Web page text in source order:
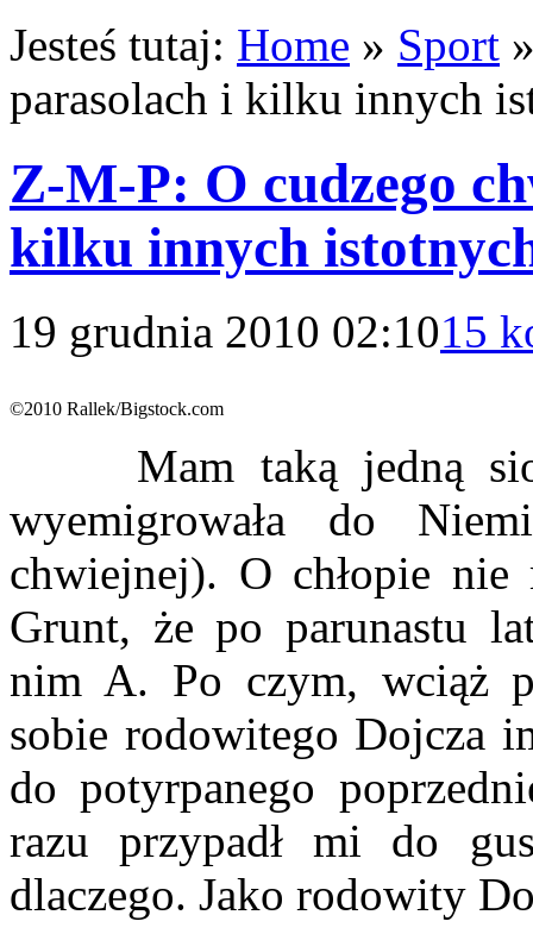
Jesteś tutaj: Home » Sport
parasolach i kilku innych
Z-M-P: O cudzego
kilku innych
19 grudnia 2010 02:1015
©2010 Rallek/Bigstock.com
Mam taką jedną
wyemigrowała do
chwiejnej). O chłopie nie
Grunt, że po parunastu
nim A. Po czym, wciąż
sobie rodowitego Dojcza
do potyrpanego
razu przypadł mi do
dlaczego. Jako rodowity